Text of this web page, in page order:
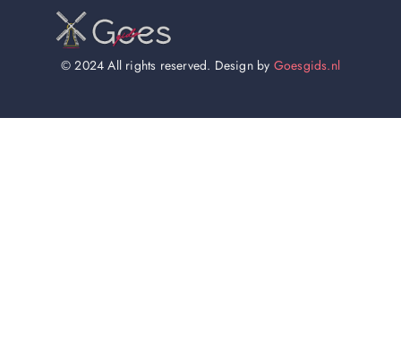
© 2024 All rights reserved. Design by Goesgids.nl